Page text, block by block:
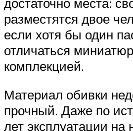
достаточно места:
разместятся двое
если хотя бы один
отличаться
комплекцией.
Материал обивки
прочный. Даже по
лет эксплуатации на